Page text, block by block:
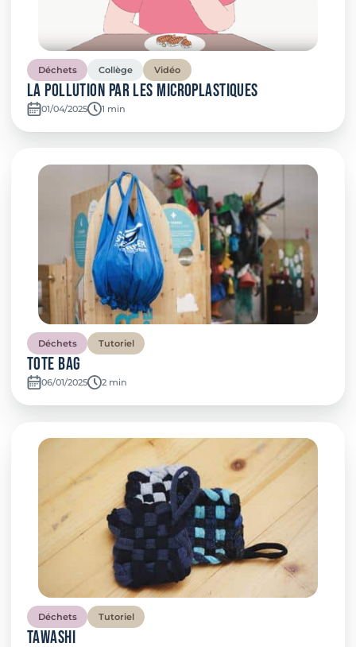
Déchets Collège Vidéo
La Pollution par les Microplastiques
01/04/2025 Temps de lecture:
1 min
Déchets Tutoriel
Tote Bag
06/01/2025 Temps de lecture:
2 min
Déchets Tutoriel
Tawashi